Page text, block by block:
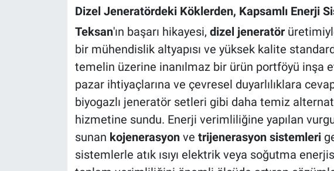
Dizel Jeneratördeki Köklerden, Kapsamlı Enerji
Teksan'ın başarı hikayesi, dizel jeneratör
bir mühendislik altyapısı ve yüksek kalite
temelin üzerine inanılmaz bir ürün portföyü inşa
pazar ihtiyaçlarına ve çevresel duyarlılıklara
biyogazlı jeneratör setleri gibi daha temiz
hizmetine sundu. Enerji verimliliğine yapılan
sunan kojenerasyonve trijenerasyon sistemleri
sistemlerle atık ısıyı elektrik veya soğutma